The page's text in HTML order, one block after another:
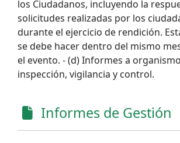
los Ciudadanos, incluyendo la
solicitudes realizadas por los
durante el ejercicio de rendición.
se debe hacer dentro del mismo
el evento. - (d) Informes a
inspección, vigilancia y control.
Informes de Gestión